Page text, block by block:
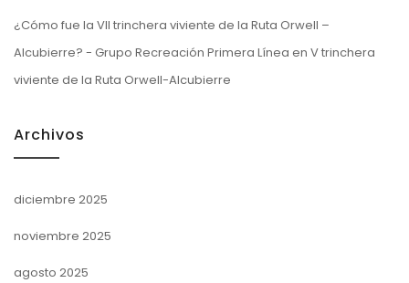
¿Cómo fue la VII trinchera viviente de la Ruta Orwell –
Alcubierre? - Grupo Recreación Primera Línea en V trinchera
viviente de la Ruta Orwell-Alcubierre
Archivos
diciembre 2025
noviembre 2025
agosto 2025